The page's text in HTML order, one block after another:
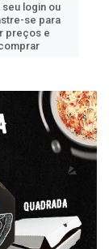
seu login ou
se para
preços e